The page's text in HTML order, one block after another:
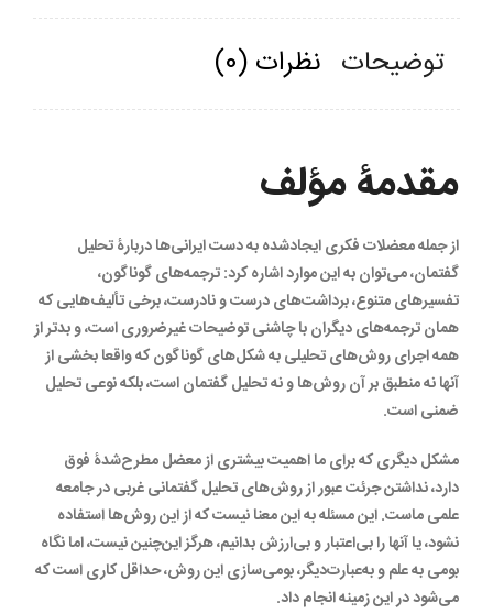
توضیحات نظرات (0)
مقدمۀ مؤلف
از جمله معضلات فکری ایجاد‌شده به دست ایرانی‌ها دربارۀ تحلیل
گفتمان، می‌توان به این موارد اشاره کرد: ترجمه‌های گوناگون،
تفسیرهای متنوع، برداشت‌های درست و نادرست، برخی تألیف‌هایی که
همان ترجمه‌های دیگران با چاشنی توضیحات غیرضروری است، و بدتر از
همه اجرای روش‌های تحلیلی به شکل‌های گوناگون که واقعا بخشی از
آنها نه منطبق بر آن روش‌ها و نه تحلیل گفتمان است، بلکه نوعی تحلیل
ضمنی است.
مشکل دیگری که برای ما اهمیت بیشتری از معضل مطرح‌شدۀ فوق
دارد، نداشتن جرئت عبور از روش‌های تحلیل گفتمانی غربی در جامعه
علمی ماست. این مسئله به این معنا نیست که از این روش‌ها استفاده
نشود، یا آنها را بی‌اعتبار و بی‌ارزش بدانیم، هرگز این‌چنین نیست، اما نگاه
بومی به علم و به‌عبارت‌دیگر، بومی‌سازی این روش، حداقل کاری است که
می‌شود در این زمینه انجام داد.